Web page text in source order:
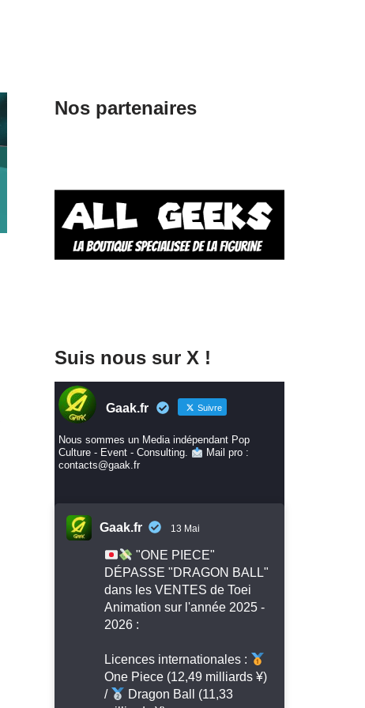
Nos partenaires
Suis nous sur X !
Gaak.fr Suivre
Nous sommes un Media indépendant Pop
Culture - Event - Consulting.
Mail pro :
contacts@gaak.fr
Gaak.fr 13 Mai
"ONE PIECE"
DÉPASSE "DRAGON BALL"
dans les VENTES de Toei
Animation sur l'année 2025 -
2026 :
Licences internationales :
One Piece (12,49 milliards ¥)
/
Dragon Ball (11,33